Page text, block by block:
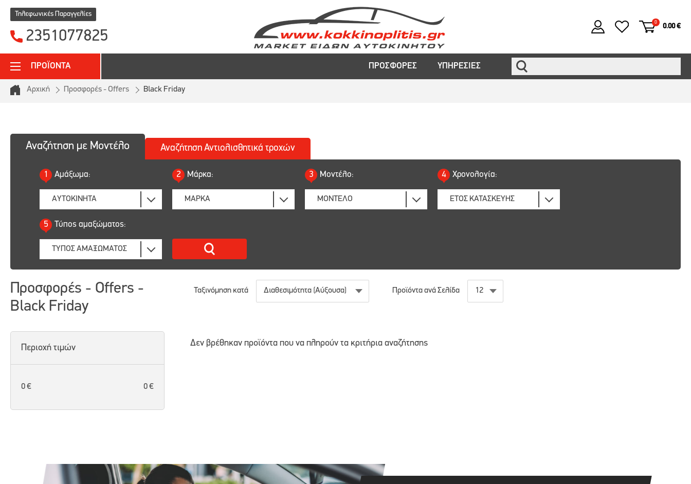
Τηλεφωνικές Παραγγελίες
2351077825
0
0.00 €
ΠΡΟΪΟΝΤΑ ΠΡΟΣΦΟΡΕΣ ΥΠΗΡΕΣΙΕΣ
Αρχική Προσφορές - Offers Black Friday
Αναζήτηση με Μοντέλο Αναζήτηση Αντιολισθητικά τροχών
1 Αμάξωμα: 2 Μάρκα: 3 Μοντέλο: 4 Χρονολογία:
5 Τύπος αμαξώματος:
Προσφορές - Offers -
Black Friday
Περιοχή τιμών
0 € 0 €
Ταξινόμηση κατά Προϊόντα ανά Σελίδα
Δεν βρέθηκαν προϊόντα που να πληρούν τα κριτήρια αναζήτησης